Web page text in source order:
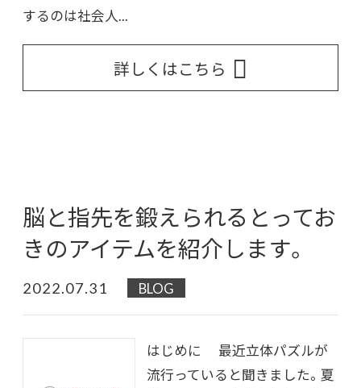
するのは社会人...
詳しくはこちら
脳と指先を鍛えられるとってお
きのアイテムを紹介します。
2022.07.31 BLOG
はじめに 最近立体パズルが
流行っていると聞きました。夏